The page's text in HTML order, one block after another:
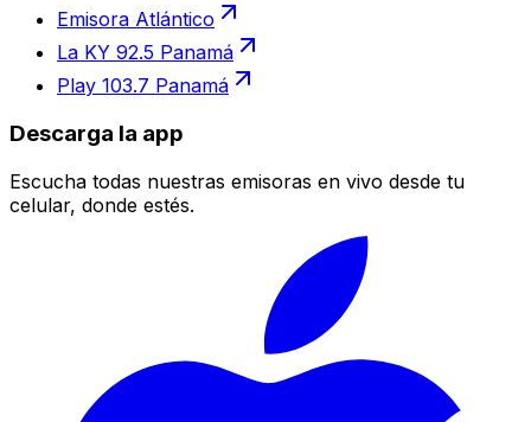
Emisora Atlántico
La KY 92.5 Panamá
Play 103.7 Panamá
Descarga la app
Escucha todas nuestras emisoras en vivo desde tu
celular, donde estés.